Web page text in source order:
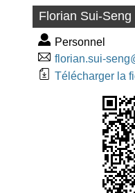
Florian Sui-Seng
Personnel
florian.sui-
Télécharger la